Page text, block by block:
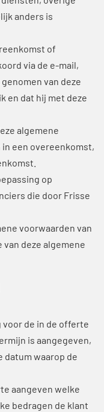
anders is
of
via de e-mail,
van deze
en dat hij met deze
algemene
een overeenkomst,
op
die door Frisse
voorwaarden van
deze algemene
voor de in de offerte
is aangegeven,
datum waarop de
aangeven welke
bedragen de klant